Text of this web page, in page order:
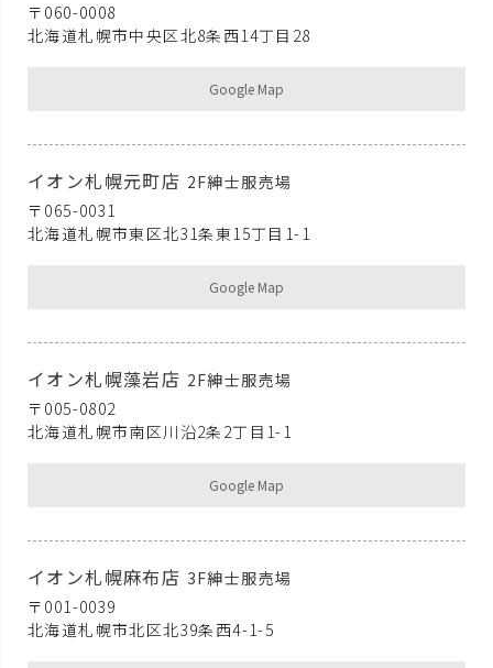
〒060-0008
北海道札幌市中央区北8条西14丁目28
Google Map
イオン札幌元町店 2F紳士服売場
〒065-0031
北海道札幌市東区北31条東15丁目1-1
Google Map
イオン札幌藻岩店 2F紳士服売場
〒005-0802
北海道札幌市南区川沿2条2丁目1-1
Google Map
イオン札幌麻布店 3F紳士服売場
〒001-0039
北海道札幌市北区北39条西4-1-5